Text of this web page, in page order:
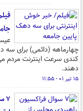
چهارماهه (دائمی) برای
دهند.
۱۵ تیر ۰۱ - ۱۱:۵۵